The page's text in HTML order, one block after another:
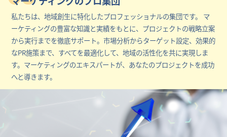
私たちは、地域創生に特化したプロフェッショナルの集団です。 マ
ーケティングの豊富な知識と実績をもとに、プロジェクトの戦略立案
から実行までを徹底サポート。市場分析からターゲット設定、効果的
なPR施策まで、すべてを最適化して、地域の活性化を共に実現しま
す。マーケティングのエキスパートが、あなたのプロジェクトを成功
へと導きます。